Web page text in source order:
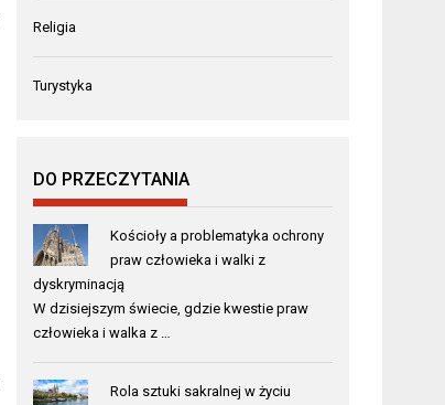
Religia
Turystyka
DO PRZECZYTANIA
Kościoły a problematyka ochrony
praw człowieka i walki z
dyskryminacją
W dzisiejszym świecie, gdzie kwestie praw
człowieka i walka z …
Rola sztuki sakralnej w życiu